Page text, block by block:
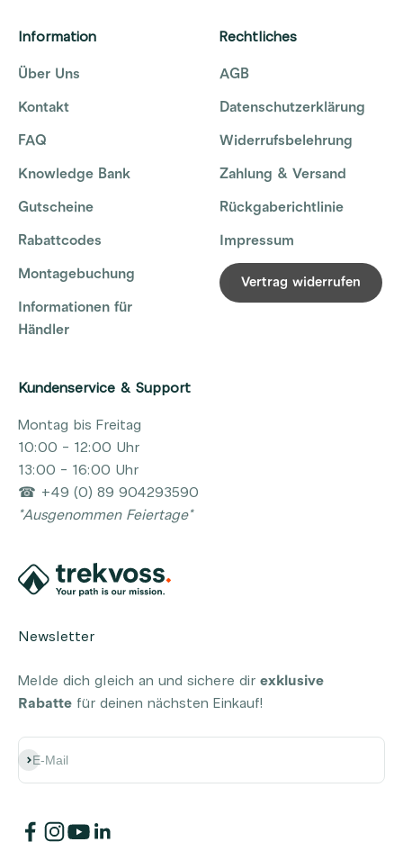
Information
Über Uns
Kontakt
FAQ
Knowledge Bank
Gutscheine
Rabattcodes
Montagebuchung
Informationen für
Händler
Rechtliches
AGB
Datenschutzerklärung
Widerrufsbelehrung
Zahlung & Versand
Rückgaberichtlinie
Impressum
Vertrag widerrufen
Kundenservice & Support
Montag bis Freitag
10:00 - 12:00 Uhr
13:00 - 16:00 Uhr
☎ +49 (0) 89 904293590
*Ausgenommen Feiertage*
Newsletter
Melde dich gleich an und sichere dir exklusive
Rabatte für deinen nächsten Einkauf!
E-Mail
Abonnieren